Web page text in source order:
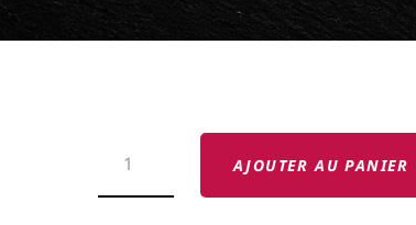
INFÉRIEUR
AJOUTER AU PANIER